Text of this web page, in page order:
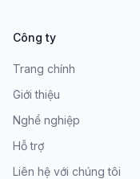
Công ty
Trang chính
Giới thiệu
Nghề nghiệp
Hỗ trợ
Liên hệ với chúng tôi